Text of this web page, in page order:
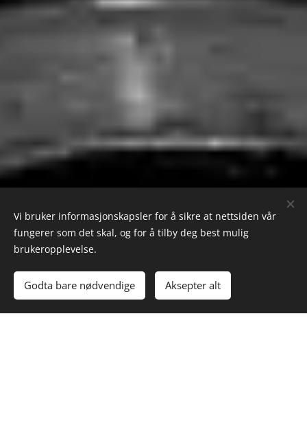
Vi bruker informasjonskapsler for å sikre at nettsiden vår
fungerer som det skal, og for å tilby deg best mulig
brukeropplevelse.
Godta bare nødvendige Aksepter alt